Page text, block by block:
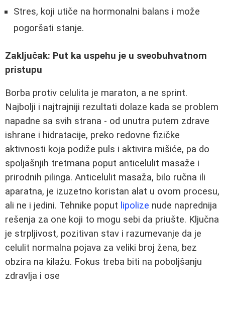
Stres, koji utiče na hormonalni balans i može
pogoršati stanje.
Zaključak: Put ka uspehu je u sveobuhvatnom
pristupu
Borba protiv celulita je maraton, a ne sprint.
Najbolji i najtrajniji rezultati dolaze kada se problem
napadne sa svih strana - od unutra putem zdrave
ishrane i hidratacije, preko redovne fizičke
aktivnosti koja podiže puls i aktivira mišiće, pa do
spoljašnjih tretmana poput anticelulit masaže i
prirodnih pilinga. Anticelulit masaža, bilo ručna ili
aparatna, je izuzetno koristan alat u ovom procesu,
ali ne i jedini. Tehnike poput lipolize nude naprednija
rešenja za one koji to mogu sebi da priušte. Ključna
je strpljivost, pozitivan stav i razumevanje da je
celulit normalna pojava za veliki broj žena, bez
obzira na kilažu. Fokus treba biti na poboljšanju
zdravlja i ose